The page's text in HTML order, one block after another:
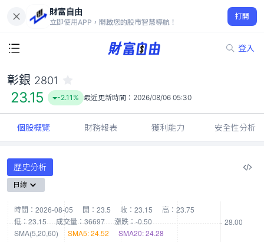
財富自由
立即使用APP，開啟您的股市智慧導航！
打開
登入
23.15
-2.11%
彰銀 2801
23.15 -2.11% 最近更新時間： 2026/08/06 05:30
個股概覽 財務報表 獲利能力 安全性分析
歷史分析
日線